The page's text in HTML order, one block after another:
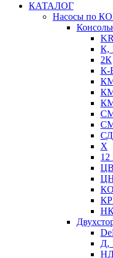
КАТАЛОГ
Насосы по
К,
2К
К-
СД
Х
Д,